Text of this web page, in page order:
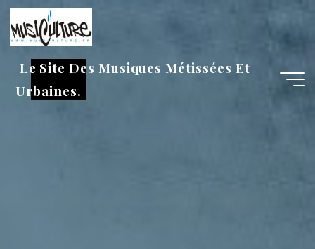
Aller
au
contenu
Le Site Des Musiques Métissées Et
Urbaines.